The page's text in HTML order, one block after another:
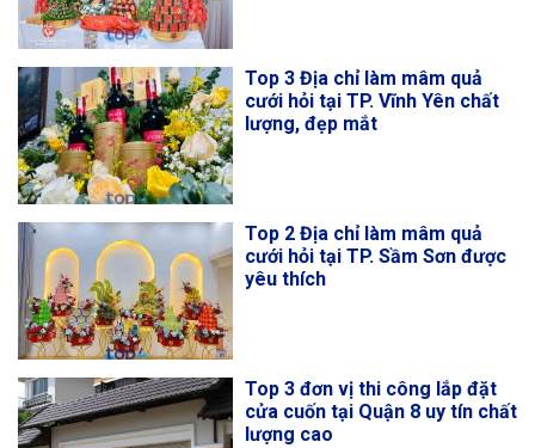
Top 3 Địa chỉ làm mâm quả
cưới hỏi tại TP. Vĩnh Yên chất
lượng, đẹp mắt
Top 2 Địa chỉ làm mâm quả
cưới hỏi tại TP. Sầm Sơn được
yêu thích
Top 3 đơn vị thi công lắp đặt
cửa cuốn tại Quận 8 uy tín chất
lượng cao